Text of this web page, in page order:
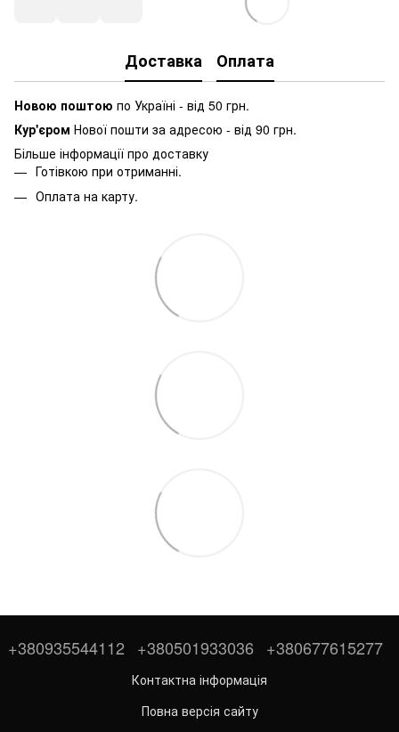
Доставка Оплата
Новою поштою по Україні - від 50 грн.
Кур'єром Нової пошти за адресою - від 90 грн.
Більше інформації про доставку
Готівкою при отриманні.
Оплата на карту.
+380935544112 +380501933036 +380677615277
Контактна інформація
Повна версія сайту